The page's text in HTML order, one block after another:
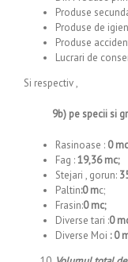
Produse
Produse de
Produse
Lucrari de
Si respectiv ,
9b) pe specii si
Rasinoase : 0
Fag :19,36 mc;
Stejari , gorun:
Paltin:0 mc;
Frasin:0 mc;
Diverse tari :0
Diverse Moi : 0